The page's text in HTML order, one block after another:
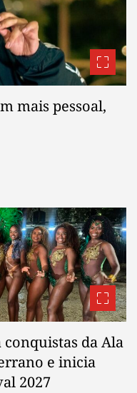
mais pessoal,
da Ala
e inicia
2027